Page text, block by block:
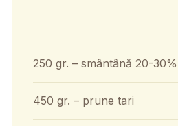
250 gr. – smântână 20-30%
450 gr. – prune tari